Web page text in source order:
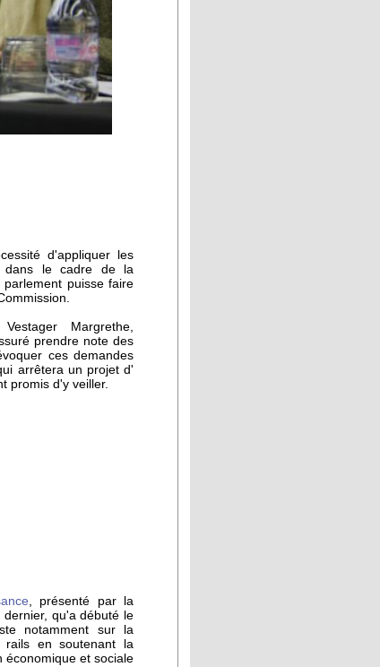
d'appliquer les
dans le cadre de la
puisse faire
Margrethe,
prendre note des
ces demandes
arrêtera un projet d'
promis d'y veiller.
, présenté par la
qu'a débuté le
notamment sur la
rails en soutenant la
économique et sociale